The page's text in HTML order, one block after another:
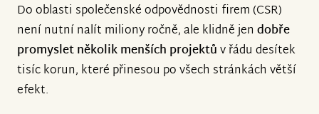
Do oblasti společenské odpovědnosti firem (CSR)
není nutní nalít miliony ročně, ale klidně jen dobře
promyslet několik menších projektův řádu desítek
tisíc korun, které přinesou po všech stránkách větší
efekt.